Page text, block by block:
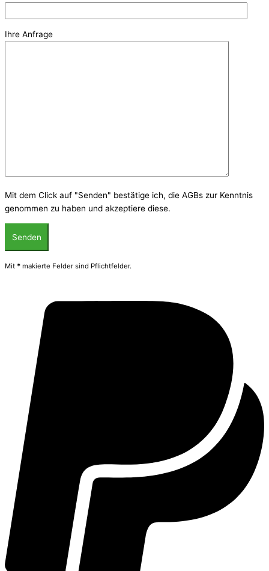
Ihre Anfrage
Mit dem Click auf "Senden" bestätige ich, die AGBs zur Kenntnis
genommen zu haben und akzeptiere diese.
Mit * makierte Felder sind Pflichtfelder.